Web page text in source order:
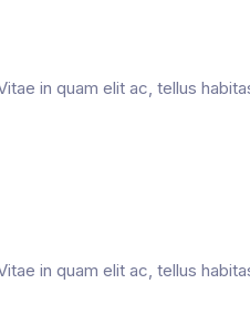
in quam elit ac, tellus
in quam elit ac, tellus